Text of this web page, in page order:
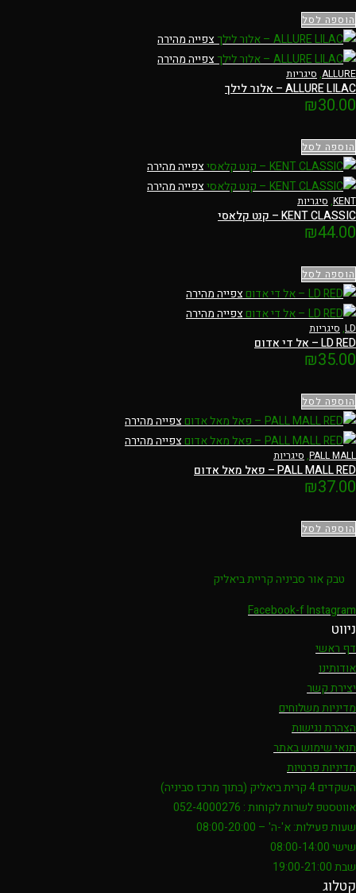
הוספה לסל
צפייה מהירה
צפייה מהירה
ALLURE
, סיגריות
ALLURE LILAC – אלור לילך
₪30.00
הוספה לסל
צפייה מהירה
צפייה מהירה
KENT
, סיגריות
KENT CLASSIC – קנט קלאסי
₪44.00
הוספה לסל
צפייה מהירה
צפייה מהירה
LD
, סיגריות
LD RED – אל די אדום
₪35.00
הוספה לסל
צפייה מהירה
צפייה מהירה
PALL MALL
, סיגריות
PALL MALL RED – פאל מאל אדום
₪37.00
הוספה לסל
טבק אור סביניה קריית ביאליק
Facebook-fInstagram
ניווט
דף ראשי
אודותינו
יצירת קשר
מדיניות משלוחים
הצהרת נגישות
תנאי שימוש באתר
מדיניות פרטיות
השקדים 4 קרית ביאליק (בתוך מרכז סביניה)
אווטסטפ לשרות לקוחות : 052-4000276
שעות פעילות: א'-ה' – 08:00-20:00
שישי 08:00-14:00
שבת 19:00-21:00
קטלוג